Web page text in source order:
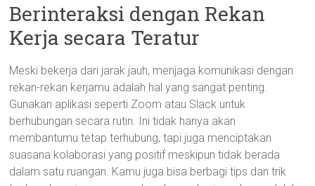
Berinteraksi dengan Rekan
Kerja secara Teratur
Meski bekerja dari jarak jauh, menjaga komunikasi dengan
rekan-rekan kerjamu adalah hal yang sangat penting.
Gunakan aplikasi seperti Zoom atau Slack untuk
berhubungan secara rutin. Ini tidak hanya akan
membantumu tetap terhubung, tapi juga menciptakan
suasana kolaborasi yang positif meskipun tidak berada
dalam satu ruangan. Kamu juga bisa berbagi tips dan trik